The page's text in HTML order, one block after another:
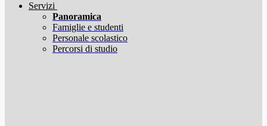
Servizi
Panoramica
Famiglie e studenti
Personale scolastico
Percorsi di studio